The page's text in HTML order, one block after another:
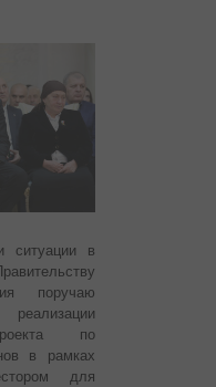
ситуации в
поручаю
по
в рамках
для